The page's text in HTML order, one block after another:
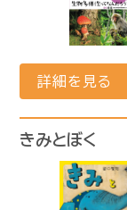
詳細を見る
きみとぼく